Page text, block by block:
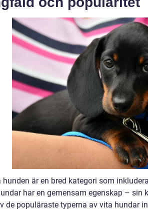
hunden är en bred kategori som
har en gemensam egenskap – sin
de populäraste typerna av vita hundar